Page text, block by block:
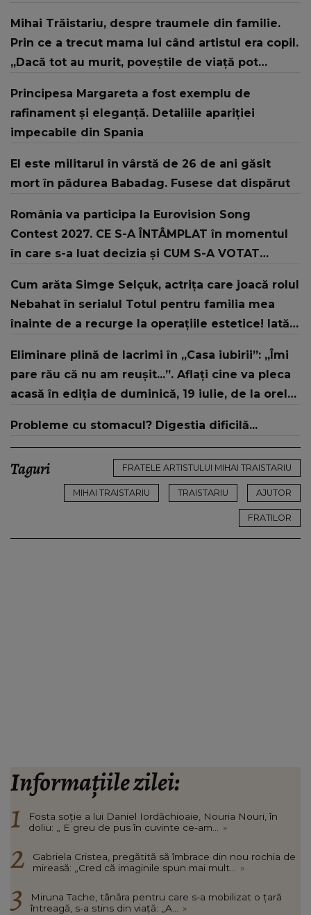
Mihai Trăistariu, despre traumele din familie.
Prin ce a trecut mama lui când artistul era copil.
„Dacă tot au murit, poveștile de viață pot
Principesa Margareta a fost exemplu de
rafinament și eleganță. Detaliile apariției
impecabile din Spania
El este militarul în vârstă de 26 de ani găsit
mort în pădurea Babadag. Fusese dat dispărut
România va participa la Eurovision Song
Contest 2027. CE S-A ÎNTÂMPLAT în momentul
în care s-a luat decizia și CUM S-A VOTAT
strategic de..."
Cum arăta Simge Selçuk, actrița care joacă rolul
Nebahat în serialul Totul pentru familia mea
înainte de a recurge la operațiile estetice! Iată
„Tinerețe rebelă”
Eliminare plină de lacrimi în „Casa iubirii”: „Îmi
pare rău că nu am reușit...”. Aflați cine va pleca
acasă în ediția de duminică, 19 iulie, de la orele
Probleme cu stomacul? Digestia dificilă...
Taguri FRATELE ARTISTULUI MIHAI TRAISTARIU
MIHAI TRAISTARIU TRAISTARIU AJUTOR
FRATILOR
Informațiile zilei:
Fosta soție a lui Daniel Iordăchioaie, Nouria Nouri, în
doliu: „ E greu de pus în cuvinte ce-am... »
Gabriela Cristea, pregătită să îmbrace din nou rochia de
mireasă: „Cred că imaginile spun mai mult... »
Miruna Tache, tânăra pentru care s-a mobilizat o țară
întreagă, s-a stins din viață: „A... »